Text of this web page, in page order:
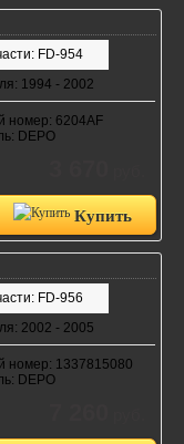
FD-954
1994 - 2002
номер: 6204AF
DEPO
Купить
FD-956
2002 - 2005
номер: 1337815080
DEPO